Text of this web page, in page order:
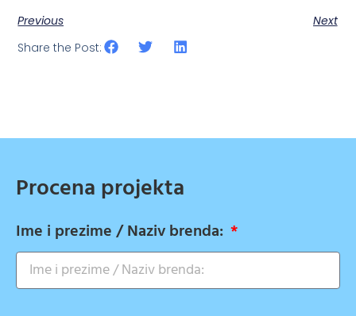
Previous
Next
Share the Post:
Procena projekta
Ime i prezime / Naziv brenda: